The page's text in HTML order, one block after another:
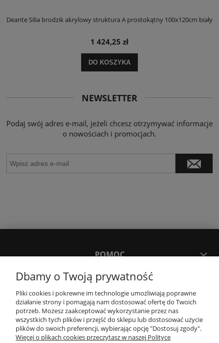
Deante Silia brodzik akrylowy struktura A prostokątny 100x120cm biały
1 424,25 zł
DO KOSZYKA
NEWSLETTER
Podaj swój adres e-mail, jeżeli chcesz otrzymywać informacje
o nowościach i promocjach.
POMOC
MOJE KONTO
PŁATNOŚCI I DOSTAWA
Dbamy o Twoją prywatność
Pliki cookies i pokrewne im technologie umożliwiają poprawne
działanie strony i pomagają nam dostosować ofertę do Twoich
potrzeb. Możesz zaakceptować wykorzystanie przez nas
wszystkich tych plików i przejść do sklepu lub dostosować użycie
plików do swoich preferencji, wybierając opcję "Dostosuj zgody".
Więcej o plikach cookies przeczytasz w naszej Polityce